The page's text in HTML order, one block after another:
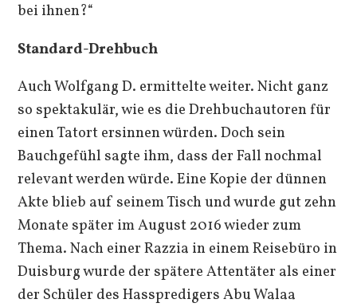
bei ihnen?“
Standard-Drehbuch
Auch Wolfgang D. ermittelte weiter. Nicht ganz
so spektakulär, wie es die Drehbuchautoren für
einen Tatort ersinnen würden. Doch sein
Bauchgefühl sagte ihm, dass der Fall nochmal
relevant werden würde. Eine Kopie der dünnen
Akte blieb auf seinem Tisch und wurde gut zehn
Monate später im August 2016 wieder zum
Thema. Nach einer Razzia in einem Reisebüro in
Duisburg wurde der spätere Attentäter als einer
der Schüler des Hasspredigers Abu Walaa